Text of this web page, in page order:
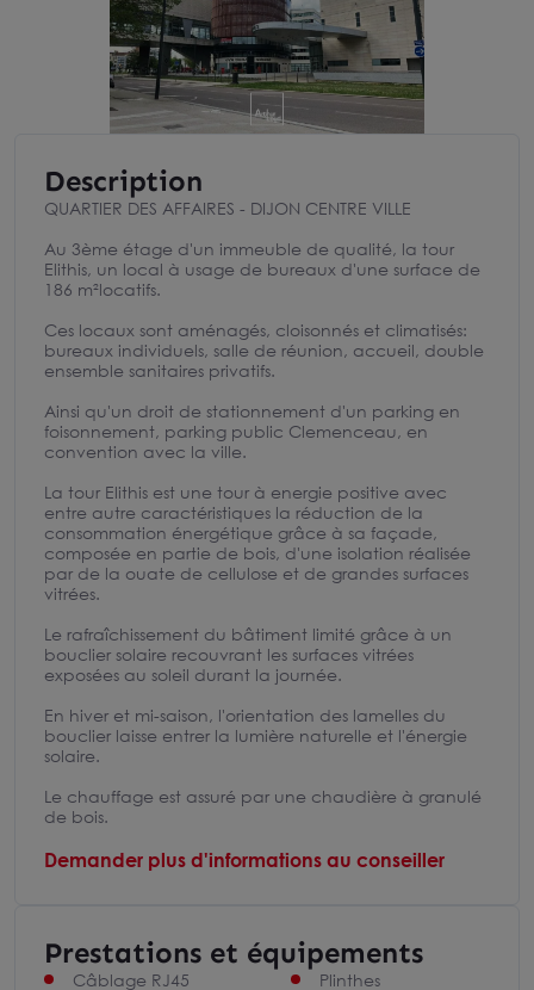
Description
QUARTIER DES AFFAIRES - DIJON CENTRE VILLE
Au 3ème étage d'un immeuble de qualité, la tour
Elithis, un local à usage de bureaux d'une surface de
186 m²locatifs.
Ces locaux sont aménagés, cloisonnés et climatisés:
bureaux individuels, salle de réunion, accueil, double
ensemble sanitaires privatifs.
Ainsi qu'un droit de stationnement d'un parking en
foisonnement, parking public Clemenceau, en
convention avec la ville.
La tour Elithis est une tour à energie positive avec
entre autre caractéristiques la réduction de la
consommation énergétique grâce à sa façade,
composée en partie de bois, d'une isolation réalisée
par de la ouate de cellulose et de grandes surfaces
vitrées.
Le rafraîchissement du bâtiment limité grâce à un
bouclier solaire recouvrant les surfaces vitrées
exposées au soleil durant la journée.
En hiver et mi-saison, l'orientation des lamelles du
bouclier laisse entrer la lumière naturelle et l'énergie
solaire.
Le chauffage est assuré par une chaudière à granulé
de bois.
Demander plus d'informations au conseiller
Prestations et équipements
Câblage RJ45
Plinthes